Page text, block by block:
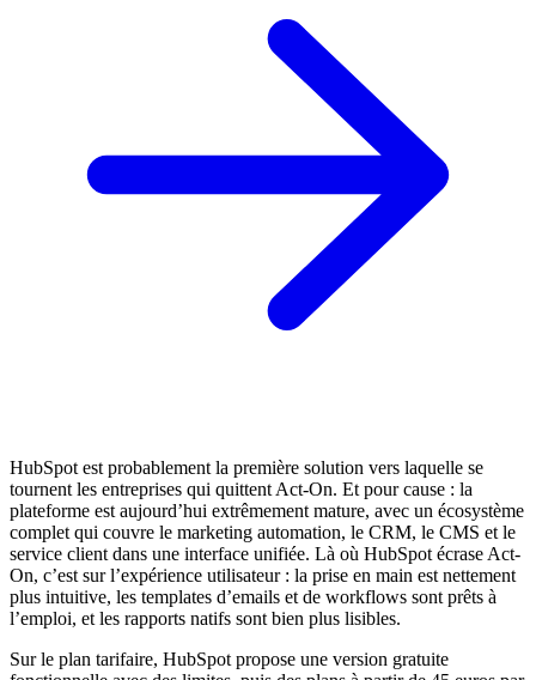
HubSpot est probablement la première solution vers laquelle se
tournent les entreprises qui quittent Act-On. Et pour cause : la
plateforme est aujourd’hui extrêmement mature, avec un écosystème
complet qui couvre le marketing automation, le CRM, le CMS et le
service client dans une interface unifiée. Là où HubSpot écrase Act-
On, c’est sur l’expérience utilisateur : la prise en main est nettement
plus intuitive, les templates d’emails et de workflows sont prêts à
l’emploi, et les rapports natifs sont bien plus lisibles.
Sur le plan tarifaire, HubSpot propose une version gratuite